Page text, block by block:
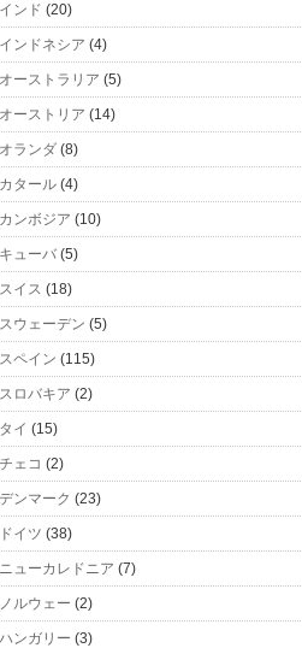
インド (20)
インドネシア (4)
オーストラリア (5)
オーストリア (14)
オランダ (8)
カタール (4)
カンボジア (10)
キューバ (5)
スイス (18)
スウェーデン (5)
スペイン (115)
スロバキア (2)
タイ (15)
チェコ (2)
デンマーク (23)
ドイツ (38)
ニューカレドニア (7)
ノルウェー (2)
ハンガリー (3)